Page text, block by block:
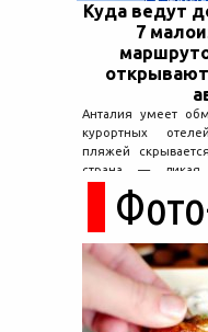
Куда ведут
7
Анталия умеет
курортных
пляжей
страна — дикая,
древние руины
горные дороги
не расскажет ни